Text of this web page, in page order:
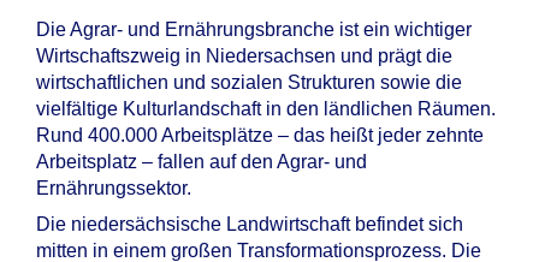
Die Agrar- und Ernährungsbranche ist ein wichtiger
Wirtschaftszweig in Niedersachsen und prägt die
wirtschaftlichen und sozialen Strukturen sowie die
vielfältige Kulturlandschaft in den ländlichen Räumen.
Rund 400.000 Arbeitsplätze – das heißt jeder zehnte
Arbeitsplatz – fallen auf den Agrar- und
Ernährungssektor.
Die niedersächsische Landwirtschaft befindet sich
mitten in einem großen Transformationsprozess. Die